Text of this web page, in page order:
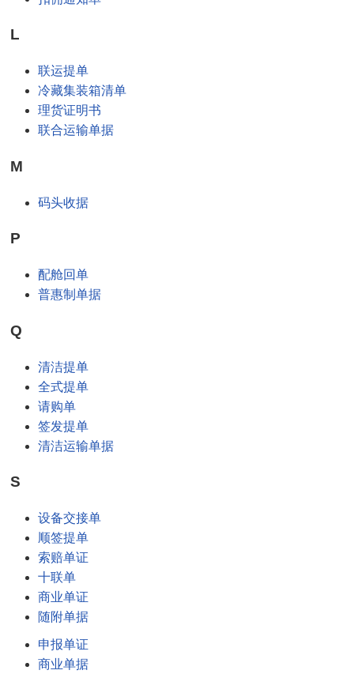
L
联运提单
冷藏集装箱清单
理货证明书
联合运输单据
M
码头收据
P
配舱回单
普惠制单据
Q
清洁提单
全式提单
请购单
签发提单
清洁运输单据
S
设备交接单
顺签提单
索赔单证
十联单
商业单证
随附单据
申报单证
商业单据